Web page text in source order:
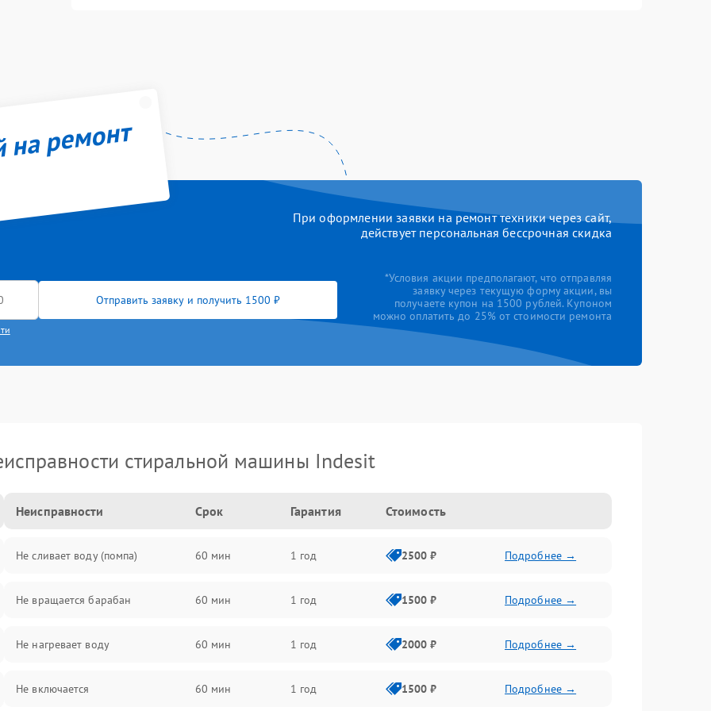
ремонт
При оформлении заявки на ремонт техники через сайт,
действует персональная бессрочная скидка
Отправить заявку и получить 1500 ₽
*Условия акции предполагают, что отправляя
заявку через текущую форму акции, вы
получаете купон на 1500 рублей. Купоном
можно оплатить до 25% от стоимости ремонта
стиральной машины Indesit
Неисправности Срок Гарантия Стоимость
Не сливает воду (помпа) 60 мин 1 год 2500 ₽ Подробнее →
Не вращается барабан 60 мин 1 год 1500 ₽ Подробнее →
Не нагревает воду 60 мин 1 год 2000 ₽ Подробнее →
Не включается 60 мин 1 год 1500 ₽ Подробнее →